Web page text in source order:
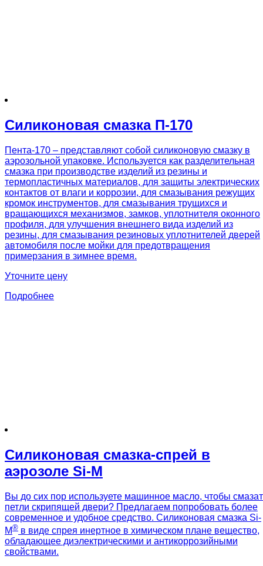
Силиконовая смазка П-170
Пента-170 – представляют собой силиконовую смазку в
аэрозольной упаковке. Используется как разделительная
смазка при производстве изделий из резины и
термопластичных материалов, для защиты электрических
контактов от влаги и коррозии, для смазывания режущих
кромок инструментов, для смазывания трущихся и
вращающихся механизмов, замков, уплотнителя оконного
профиля, для улучшения внешнего вида изделий из
резины, для смазывания резиновых уплотнителей дверей
автомобиля после мойки для предотвращения
примерзания в зимнее время.
Уточните цену
Подробнее
Силиконовая смазка-спрей в
аэрозоле Si-M
Вы до сих пор используете машинное масло, чтобы
петли скрипящей двери? Предлагаем попробовать более
современное и удобное средство. Силиконовая смазка Si-
M® в виде спрея инертное в химическом плане вещество,
обладающее диэлектрическими и антикоррозийными
свойствами.